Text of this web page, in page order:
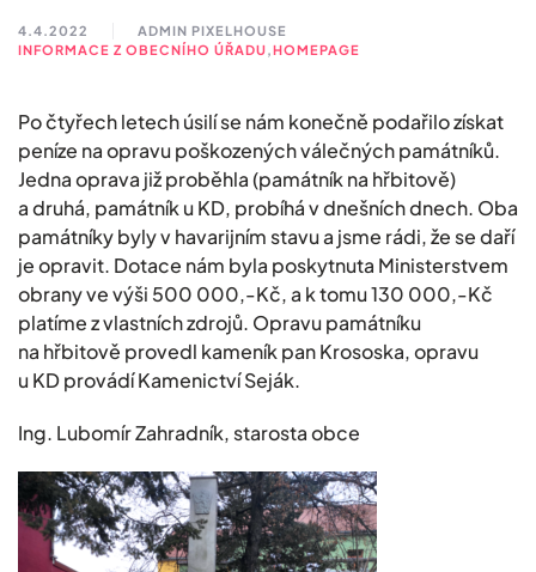
4.4.2022
ADMIN PIXELHOUSE
INFORMACE Z OBECNÍHO ÚŘADU,HOMEPAGE
Po čtyřech letech úsilí se nám konečně podařilo získat
peníze na opravu poškozených válečných památníků.
Jedna oprava již proběhla (památník na hřbitově)
a druhá, památník u KD, probíhá v dnešních dnech. Oba
památníky byly v havarijním stavu a jsme rádi, že se daří
je opravit. Dotace nám byla poskytnuta Ministerstvem
obrany ve výši 500 000,-Kč, a k tomu 130 000,-Kč
platíme z vlastních zdrojů. Opravu památníku
na hřbitově provedl kameník pan Krososka, opravu
u KD provádí Kamenictví Seják.
Ing. Lubomír Zahradník, starosta obce